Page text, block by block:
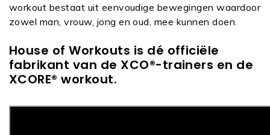
workout bestaat uit eenvoudige bewegingen waardoor
zowel man, vrouw, jong en oud, mee kunnen doen.
House of Workouts is dé officiële
fabrikant van de XCO®-trainers en de
XCORE® workout.